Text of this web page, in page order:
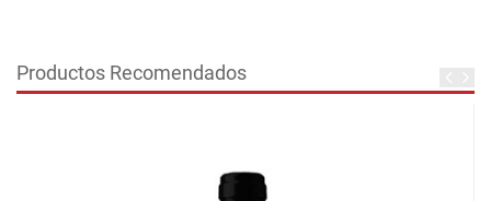
Productos Recomendados